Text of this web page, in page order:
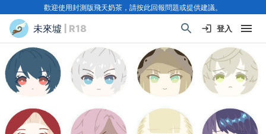
歡迎使用封測版飛天奶茶，請按此回報問題或提供建議。
未來墟 | R18 登入